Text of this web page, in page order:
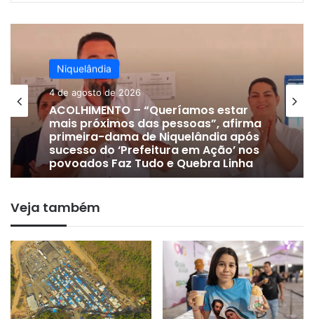
Niquelândia
4 de agosto de 2026
ACOLHIMENTO – “Queríamos estar
mais próximos das pessoas”, afirma
primeira-dama de Niquelândia após
sucesso do ‘Prefeitura em Ação’ nos
povoados Faz Tudo e Quebra Linha
Veja também